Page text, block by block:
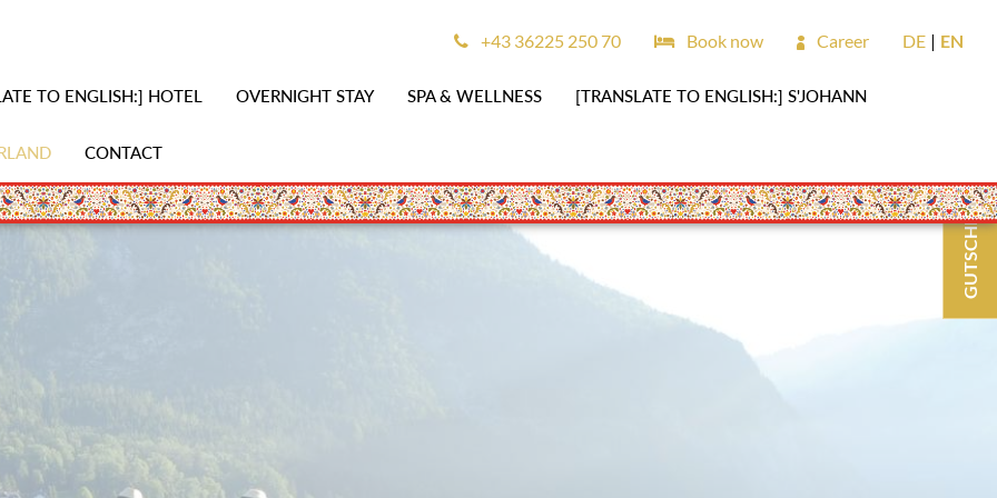
TO ENGLISH:] HOTEL OVERNIGHT STAY SPA & WELLNESS [TRANSLATE TO ENGLISH:] S'JOHANN
CONTACT
+43 36225 250 70 Book now Career DE EN
GUTSCHEINE